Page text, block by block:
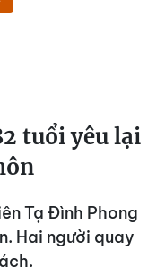
tuổi yêu lại
Tạ Đình Phong
Hai người quay